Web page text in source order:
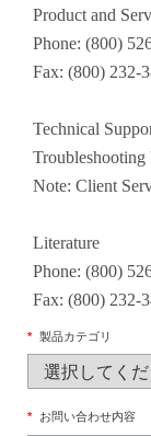
Product and
Phone: (800)
Fax: (800) 232-
Technical
Note: Client
Literature
Phone: (800)
Fax: (800) 232-
* 製品カテゴリ
* お問い合わせ内容